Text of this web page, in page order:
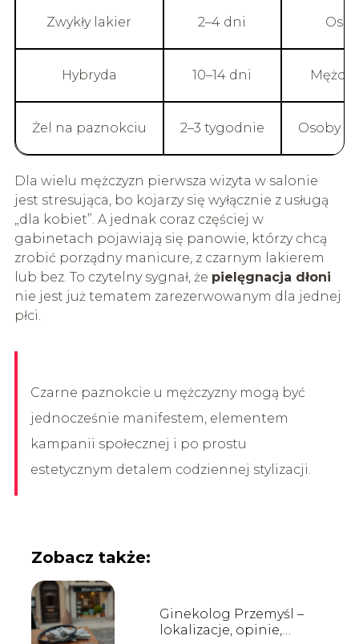
Zwykły lakier 2–4 dni
Hybryda 10–14 dni
Żel na paznokciu 2–3 tygodnie Osoby z
Dla wielu mężczyzn pierwsza wizyta w salonie
jest stresująca, bo kojarzy się wyłącznie z usługą
„dla kobiet”. A jednak coraz częściej w
gabinetach pojawiają się panowie, którzy chcą
zrobić porządny manicure, z czarnym lakierem
lub bez. To czytelny sygnał, że pielęgnacja dłoni
nie jest już tematem zarezerwowanym dla jednej
płci.
Czarne paznokcie u mężczyzny mogą być
jednocześnie manifestem, elementem
kampanii społecznej i po prostu
estetycznym detalem codziennej stylizacji.
Zobacz także:
Ginekolog Przemyśl –
lokalizacje, opinie,